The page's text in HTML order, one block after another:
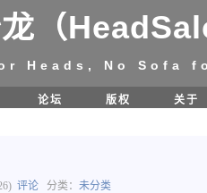
（
Heads, No Sofa
论坛 版权 关于
评论 分类： 未分类